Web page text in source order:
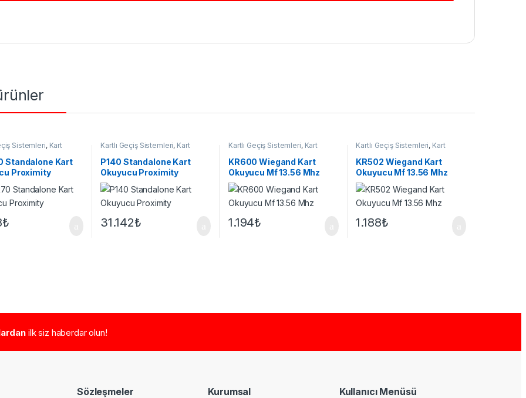
Sistemleri, Kart
Standalone Kart
Proximity
₺
Kartlı Geçiş Sistemleri, Kart
Okuyucu
P140 Standalone Kart
Okuyucu Proximity
31.142₺
Kartlı Geçiş Sistemleri, Kart
Okuyucu
KR600 Wiegand Kart
Okuyucu Mf 13.56 Mhz
1.194₺
Kartlı Geçiş Sistemleri, Kart
Okuyucu
KR502 Wiegand Kart
Okuyucu Mf 13.56 Mhz
1.188₺
ilk siz haberdar olun!
Sözleşmeler Kurumsal Kullanıcı Menüsü